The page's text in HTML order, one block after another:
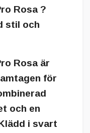
Rosa ?
stil och
Rosa är
för
och en
i svart